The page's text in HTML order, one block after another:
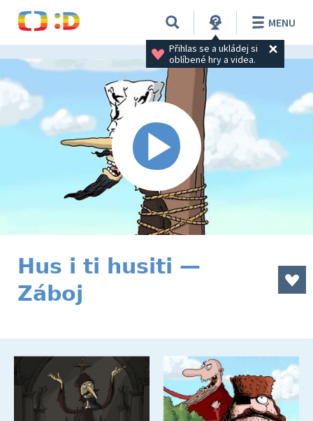
Přihlas se a ukládej si
oblíbené hry a videa.
MENU
Hus i ti husiti —
Záboj